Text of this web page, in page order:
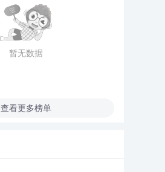
暂无数据
查看更多榜单